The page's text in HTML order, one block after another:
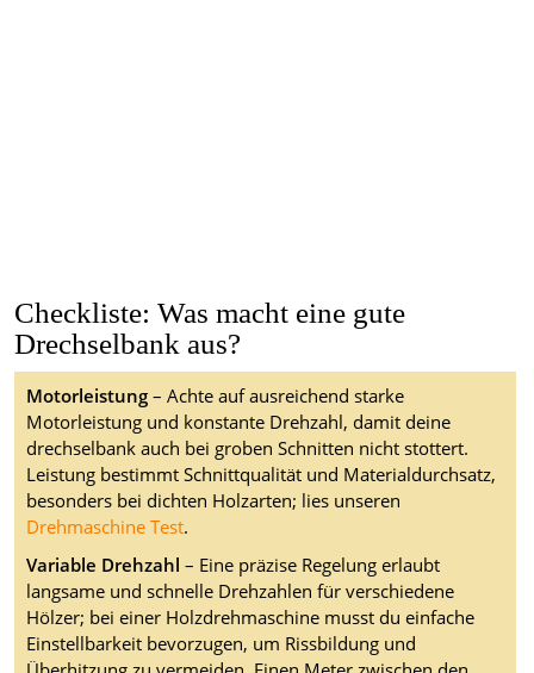
Checkliste: Was macht eine gute
Drechselbank aus?
Motorleistung– Achte auf ausreichend starke
Motorleistung und konstante Drehzahl, damit deine
drechselbank auch bei groben Schnitten nicht stottert.
Leistung bestimmt Schnittqualität und Materialdurchsatz,
besonders bei dichten Holzarten; lies unseren
Drehmaschine Test.
Variable Drehzahl – Eine präzise Regelung erlaubt
langsame und schnelle Drehzahlen für verschiedene
Hölzer; bei einer Holzdrehmaschine musst du einfache
Einstellbarkeit bevorzugen, um Rissbildung und